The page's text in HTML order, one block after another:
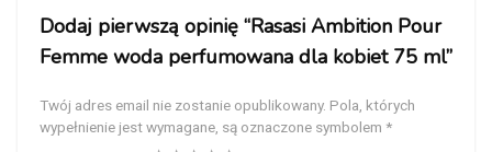
Dodaj pierwszą opinię “Rasasi Ambition Pour
Femme woda perfumowana dla kobiet 75 ml”
Twój adres email nie zostanie opublikowany. Pola, których
wypełnienie jest wymagane, są oznaczone symbolem *